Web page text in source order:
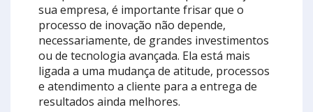
sua empresa, é importante frisar que o
processo de inovação não depende,
necessariamente, de grandes investimentos
ou de tecnologia avançada. Ela está mais
ligada a uma mudança de atitude, processos
e atendimento a cliente para a entrega de
resultados ainda melhores.